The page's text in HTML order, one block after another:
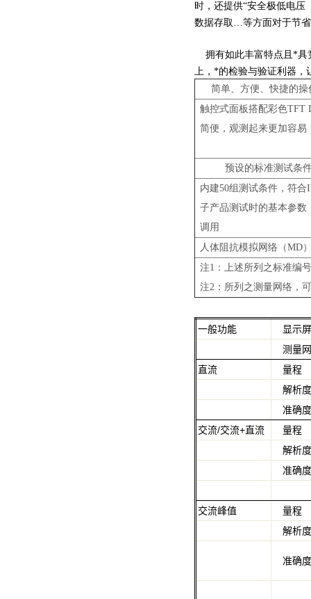
时，还提供“安全极低电压
数据存取…等方面对于节
拥有如此丰富特点且*
上，*的检验与验证利器，
简单、方便、快捷的操
触控式面板搭配彩色TFT
简便，观测起来更加容易
预设的标准测试条
内建50组测试条件，符合
子产品测试时的基本参数
调用
人体阻抗模拟网络 （MD
注1 ：上述所列之标准编
注2 ： 所列之测量网络，
一般功能
显示屏
测量
直流
量程
解析度
准确度
交流/交流+直流
量程
解析度
准确度
交流峰值
量程
解析度
准确度